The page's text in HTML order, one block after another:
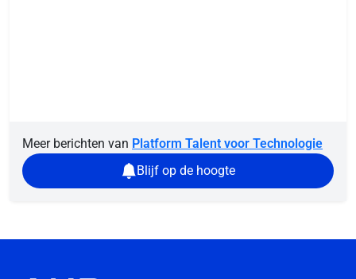
Meer berichten van Platform Talent voor Technologie
Blijf op de hoogte